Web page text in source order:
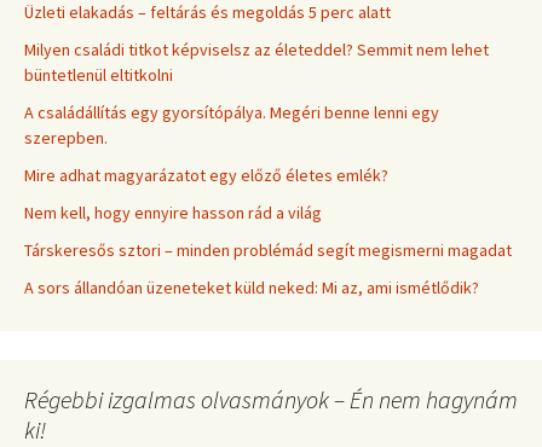
Üzleti elakadás – feltárás és megoldás 5 perc alatt
Milyen családi titkot képviselsz az életeddel? Semmit nem lehet
büntetlenül eltitkolni
A családállítás egy gyorsítópálya. Megéri benne lenni egy
szerepben.
Mire adhat magyarázatot egy előző életes emlék?
Nem kell, hogy ennyire hasson rád a világ
Társkeresős sztori – minden problémád segít megismerni magadat
A sors állandóan üzeneteket küld neked: Mi az, ami ismétlődik?
Régebbi izgalmas olvasmányok – Én nem hagynám
ki!